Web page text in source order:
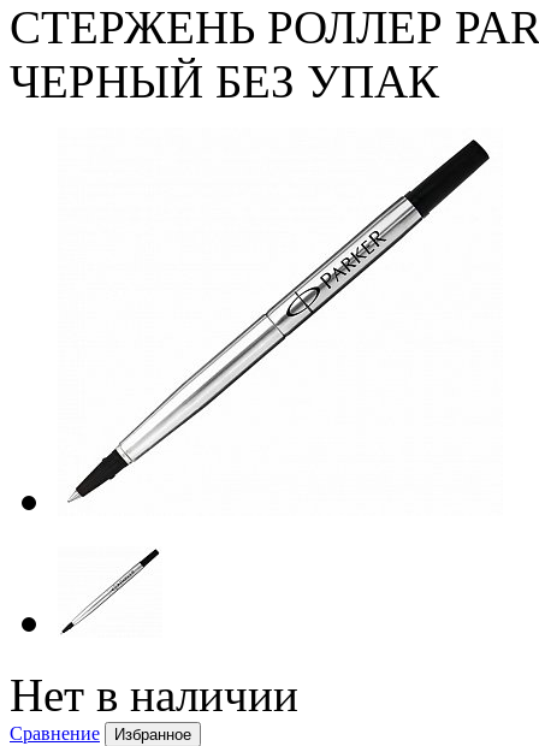
СТЕРЖЕНЬ РОЛЛЕР
ЧЕРНЫЙ БЕЗ УПАК
Нет в наличии
Сравнение Избранное